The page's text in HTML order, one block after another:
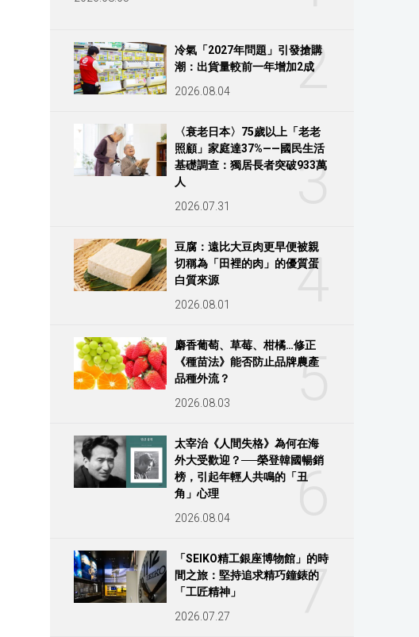
2
冷氣「2027年問題」引發搶購
潮：出貨量較前一年增加2成
2026.08.04
3
〈衰老日本〉75歲以上「老老
照顧」家庭達37%——國民生活
基礎調查：獨居長者突破933萬
人
2026.07.31
4
豆腐：遠比大豆肉更早便被親
切稱為「田裡的肉」的優質蛋
白質來源
2026.08.01
5
麝香葡萄、草莓、柑橘…修正
《種苗法》能否防止品牌農產
品種外流？
2026.08.03
6
太宰治《人間失格》為何在海
外大受歡迎？──榮登韓國暢銷
榜，引起年輕人共鳴的「丑
角」心理
2026.08.04
7
「SEIKO精工銀座博物館」的時
間之旅：堅持追求精巧鐘錶的
「工匠精神」
2026.07.27